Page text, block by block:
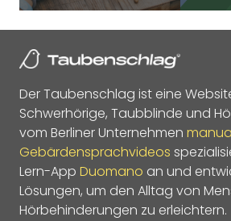
Der Taubenschlag ist eine
Schwerhörige, Taubblinde und
vom Berliner Unternehmen manua
Gebärdensprachvideos
Lern-App Duomano an und
Lösungen, um den Alltag von
Hörbehinderungen zu erleichtern.